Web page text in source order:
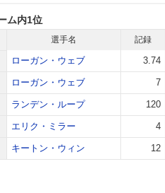
ム内1位
選手名 記録
ローガン・ウェブ 3.74
ローガン・ウェブ 7
ランデン・ループ 120
エリク・ミラー 4
キートン・ウィン 12